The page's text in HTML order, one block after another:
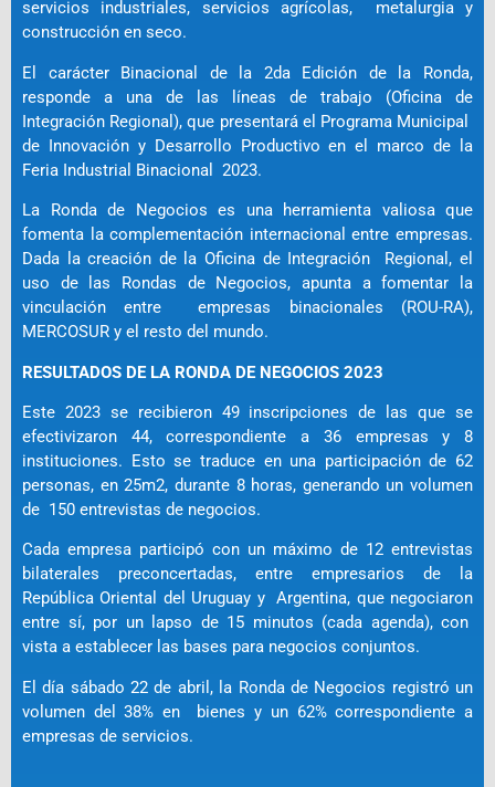
servicios industriales, servicios agrícolas, metalurgia y
construcción en seco.
El carácter Binacional de la 2da Edición de la Ronda,
responde a una de las líneas de trabajo (Oficina de
Integración Regional), que presentará el Programa Municipal
de Innovación y Desarrollo Productivo en el marco de la
Feria Industrial Binacional 2023.
La Ronda de Negocios es una herramienta valiosa que
fomenta la complementación internacional entre empresas.
Dada la creación de la Oficina de Integración Regional, el
uso de las Rondas de Negocios, apunta a fomentar la
vinculación entre empresas binacionales (ROU-RA),
MERCOSUR y el resto del mundo.
RESULTADOS DE LA RONDA DE NEGOCIOS 2023
Este 2023 se recibieron 49 inscripciones de las que se
efectivizaron 44, correspondiente a 36 empresas y 8
instituciones. Esto se traduce en una participación de 62
personas, en 25m2, durante 8 horas, generando un volumen
de 150 entrevistas de negocios.
Cada empresa participó con un máximo de 12 entrevistas
bilaterales preconcertadas, entre empresarios de la
República Oriental del Uruguay y Argentina, que negociaron
entre sí, por un lapso de 15 minutos (cada agenda), con
vista a establecer las bases para negocios conjuntos.
El día sábado 22 de abril, la Ronda de Negocios registró un
volumen del 38% en bienes y un 62% correspondiente a
empresas de servicios.